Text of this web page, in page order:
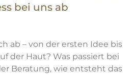
bei uns ab
ab – von der ersten Idee bis
der Haut? Was passiert bei
Beratung, wie entsteht das